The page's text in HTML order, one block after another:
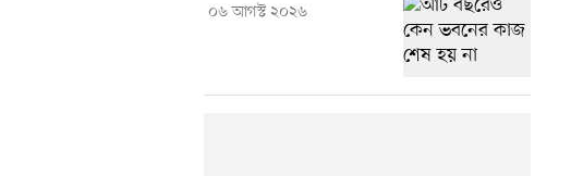
০৬ আগস্ট ২০২৬